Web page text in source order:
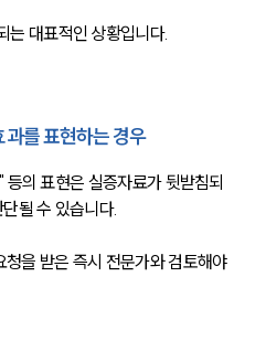
는 대표적인 상황입니다.
를 표현하는 경우
의 표현은 실증자료가 뒷받침되
될 수 있습니다.
을 받은 즉시 전문가와 검토해야